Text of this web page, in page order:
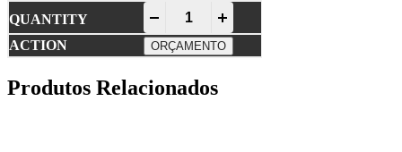
EPDM Compacto quantity
ORÇAMENTO
Produtos Relacionados